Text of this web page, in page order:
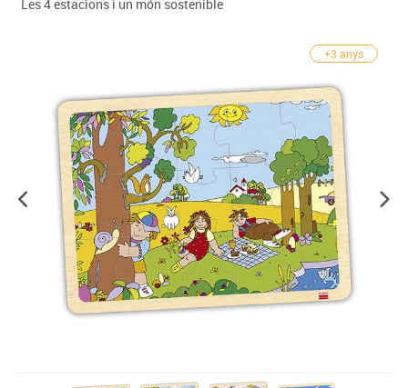
Les 4 estacions i un món sostenible
+3 anys